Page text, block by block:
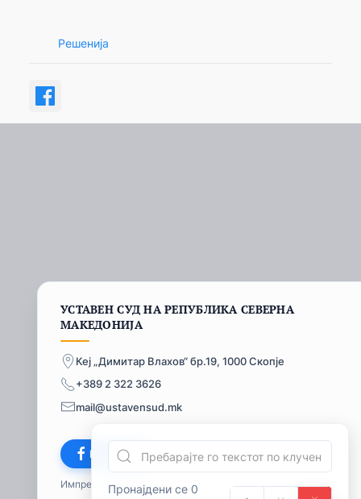
Пронајдени се 0
Решенија
УСТАВЕН СУД НА РЕПУБЛИКА СЕВЕРНА
МАКЕДОНИЈА
Кеј „Димитар Влахов“ бр.19, 1000 Скопје
+389 2 322 3626
mail@ustavensud.mk
Facebook
Импресум© 2026